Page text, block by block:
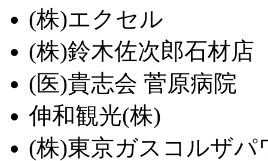
(株)エクセル
(株)鈴木佐次郎石材店
(医)貴志会 菅原病院
伸和観光(株)
(株)東京ガスコルザパ